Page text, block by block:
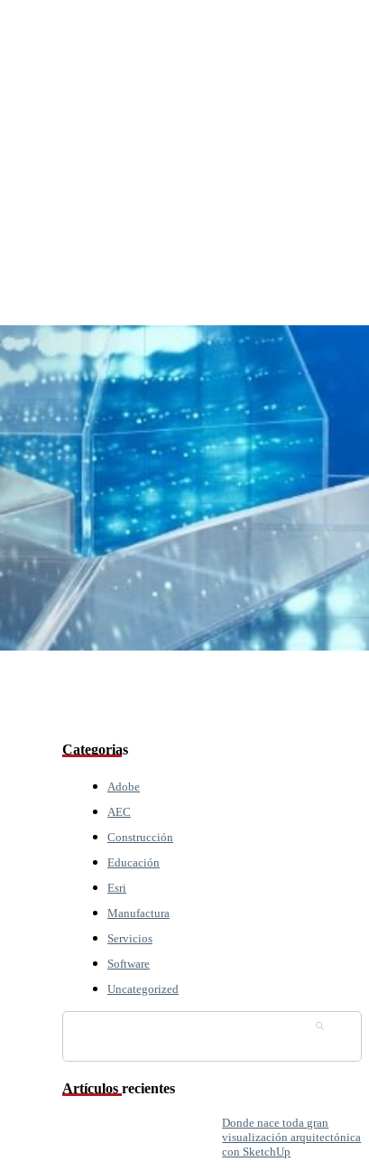
Categorias
Adobe
AEC
Construcción
Educación
Esri
Manufactura
Servicios
Software
Uncategorized
Artículos recientes
Donde nace toda gran
visualización arquitectónica
con SketchUp